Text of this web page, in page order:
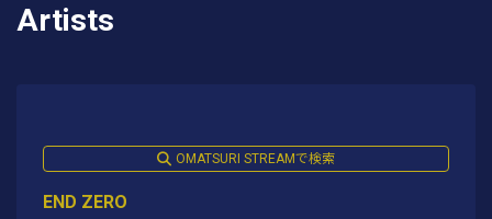
Artists
OMATSURI STREAMで検索
END ZERO